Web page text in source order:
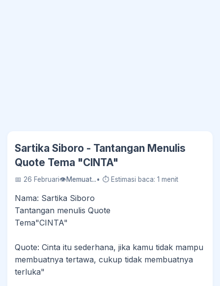
Sartika Siboro - Tantangan Menulis
Quote Tema "CINTA"
📅 26 Februari👁Memuat...• ⏱ Estimasi baca: 1 menit
Nama: Sartika Siboro
Tantangan menulis Quote
Tema"CINTA"
Quote: Cinta itu sederhana, jika kamu tidak mampu
membuatnya tertawa, cukup tidak membuatnya
terluka"